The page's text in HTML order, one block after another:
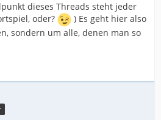
dieses Threads steht jeder
oder?
) Es geht hier also
sondern um alle, denen man so